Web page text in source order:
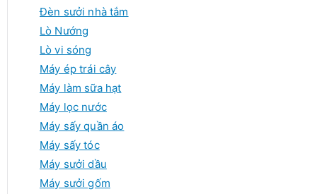
Đèn sưởi nhà tắm
Lò Nướng
Lò vi sóng
Máy ép trái cây
Máy làm sữa hạt
Máy lọc nước
Máy sấy quần áo
Máy sấy tóc
Máy sưởi dầu
Máy sưởi gốm